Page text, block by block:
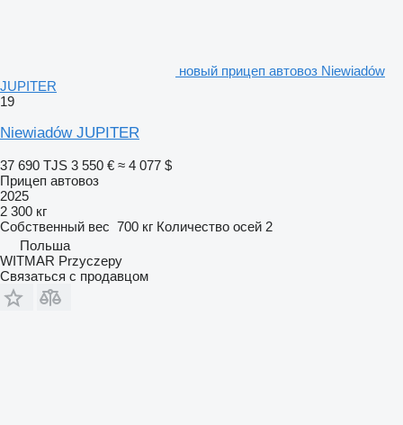
новый прицеп автовоз Niewiadów
JUPITER
19
Niewiadów JUPITER
37 690 TJS 3 550 € ≈ 4 077 $
Прицеп автовоз
2025
2 300 кг
Собственный вес 700 кг Количество осей 2
Польша
WITMAR Przyczepy
Связаться с продавцом